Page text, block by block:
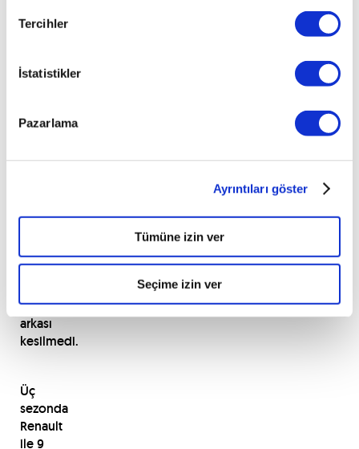
Tercihler
İstatistikler
Pazarlama
Ayrıntıları göster
Tümüne izin ver
Seçime izin ver
Prost,
an
Düşünme
değiştirmesi
olmuş
gerek
zira
ardı
arkası
kesilmedi.
Üç
sezonda
Renault
ile 9